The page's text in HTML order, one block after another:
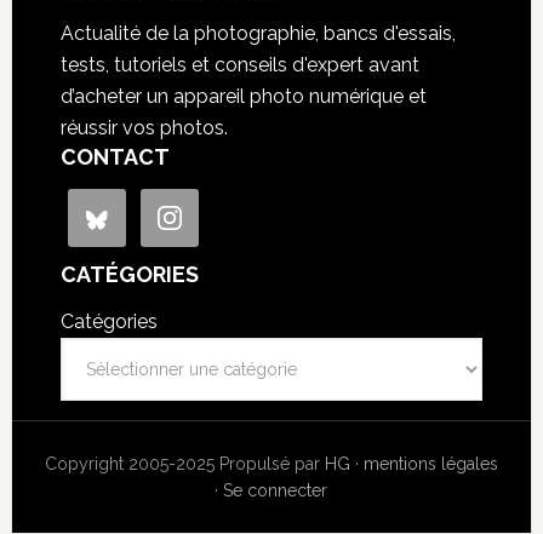
Actualité de la photographie, bancs d'essais,
tests, tutoriels et conseils d'expert avant
d’acheter un appareil photo numérique et
réussir vos photos.
CONTACT
CATÉGORIES
Catégories
Copyright 2005-2025 Propulsé par HG · mentions légales
·Se connecter